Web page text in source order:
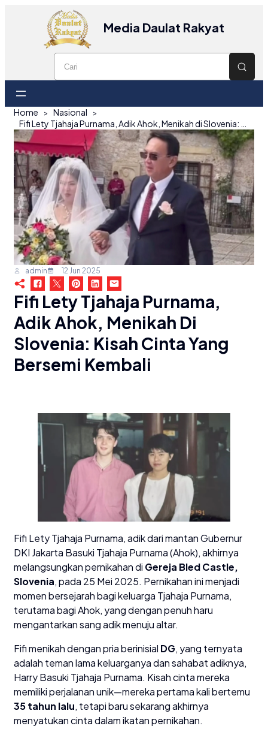
Media Daulat Rakyat
Home
Nasional
admin 12 Jun 2025
Fifi Lety Tjahaja Purnama,
Adik Ahok, Menikah Di
Slovenia: Kisah Cinta Yang
Bersemi Kembali
Fifi Lety Tjahaja Purnama, adik dari mantan Gubernur
DKI Jakarta Basuki Tjahaja Purnama (Ahok), akhirnya
melangsungkan pernikahan di Gereja Bled Castle,
Slovenia, pada 25 Mei 2025. Pernikahan ini menjadi
momen bersejarah bagi keluarga Tjahaja Purnama,
terutama bagi Ahok, yang dengan penuh haru
mengantarkan sang adik menuju altar.
Fifi menikah dengan pria berinisial DG, yang ternyata
adalah teman lama keluarganya dan sahabat adiknya,
Harry Basuki Tjahaja Purnama. Kisah cinta mereka
memiliki perjalanan unik—mereka pertama kali bertemu
35 tahun lalu, tetapi baru sekarang akhirnya
menyatukan cinta dalam ikatan pernikahan.